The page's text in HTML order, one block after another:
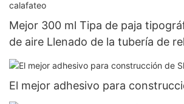
Mejor 300 ml Tipa de paja
de aire Llenado de la tubería de
poliuretano espuma de calafateo
El mejor adhesivo para